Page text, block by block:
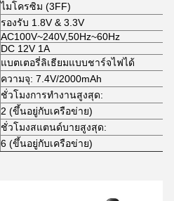
ไมโครซิม (3FF)
รองรับ 1.8V & 3.3V
AC100V~240V,50Hz~60Hz
DC 12V 1A
แบตเตอรี่ลิเธียมแบบชาร์จไฟได้
ความจุ: 7.4V/2000mAh
ชั่วโมงการทำงานสูงสุด:
2 (ขึ้นอยู่กับเครือข่าย)
ชั่วโมงสแตนด์บายสูงสุด:
6 (ขึ้นอยู่กับเครือข่าย)